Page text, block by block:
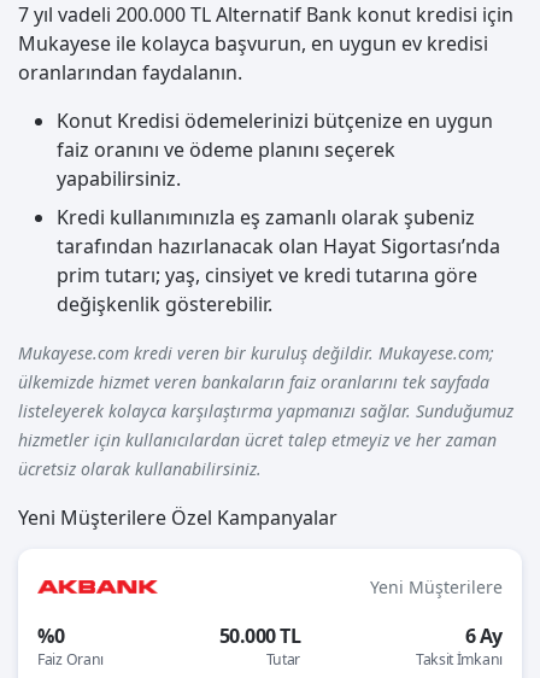
7 yıl vadeli 200.000 TL Alternatif Bank konut kredisi için
Mukayese ile kolayca başvurun, en uygun ev kredisi
oranlarından faydalanın.
Konut Kredisi ödemelerinizi bütçenize en uygun
faiz oranını ve ödeme planını seçerek
yapabilirsiniz.
Kredi kullanımınızla eş zamanlı olarak şubeniz
tarafından hazırlanacak olan Hayat Sigortası’nda
prim tutarı; yaş, cinsiyet ve kredi tutarına göre
değişkenlik gösterebilir.
Mukayese.com kredi veren bir kuruluş değildir. Mukayese.com;
ülkemizde hizmet veren bankaların faiz oranlarını tek sayfada
listeleyerek kolayca karşılaştırma yapmanızı sağlar. Sunduğumuz
hizmetler için kullanıcılardan ücret talep etmeyiz ve her zaman
ücretsiz olarak kullanabilirsiniz.
Yeni Müşterilere Özel Kampanyalar
Yeni Müşterilere
%0
Faiz Oranı
50.000 TL
Tutar
6 Ay
Taksit İmkanı